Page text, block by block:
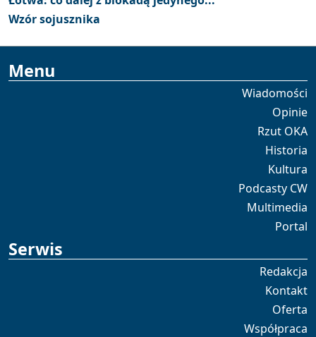
Wzór sojusznika
Menu
Wiadomości
Opinie
Rzut OKA
Historia
Kultura
Podcasty CW
Multimedia
Portal
Serwis
Redakcja
Kontakt
Oferta
Współpraca